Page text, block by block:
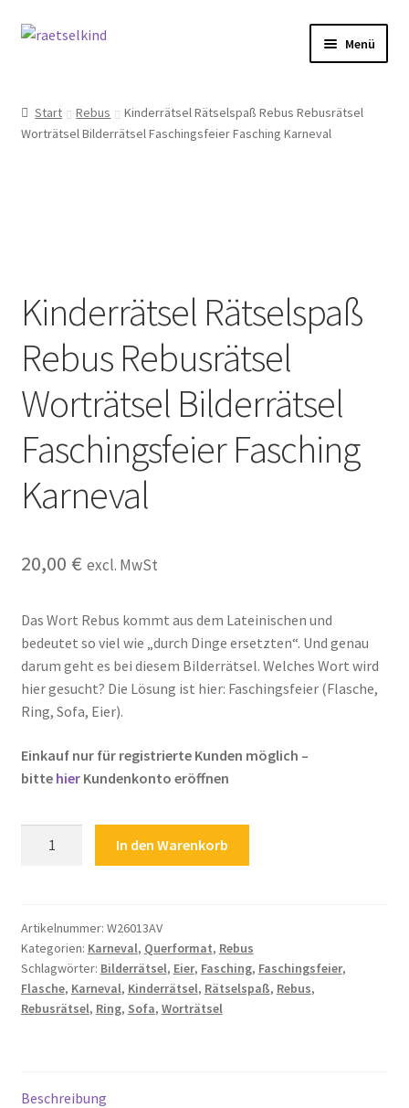
Zur
Zum
Menü
AGB
FAQ
Impressum
Mein Konto
Shop
Über Rätselkind
Versandarten
Warenkorb
Zahlungsarten
Start Rebus
Kinderrätsel Rätselspaß Rebus Rebusrätsel
Worträtsel Bilderrätsel Faschingsfeier Fasching Karneval
Kinderrätsel Rätselspaß
Rebus Rebusrätsel
Worträtsel Bilderrätsel
Faschingsfeier Fasching
Karneval
20,00 € excl. MwSt
Das Wort Rebus kommt aus dem Lateinischen und
bedeutet so viel wie „durch Dinge ersetzten“. Und genau
darum geht es bei diesem Bilderrätsel. Welches Wort wird
hier gesucht? Die Lösung ist hier: Faschingsfeier (Flasche,
Ring, Sofa, Eier).
Einkauf nur für registrierte Kunden möglich –
bitte hierKundenkonto eröffnen
Worträtsel
Bilderrätsel
Faschingsfeier
Fasching
Karneval
In den Warenkorb
Artikelnummer: W26013AV
Kategorien: Karneval, Querformat, Rebus
Schlagwörter: Bilderrätsel, Eier, Fasching, Faschingsfeier,
Flasche, Karneval, Kinderrätsel, Rätselspaß, Rebus,
Rebusrätsel, Ring, Sofa, Worträtsel
Beschreibung